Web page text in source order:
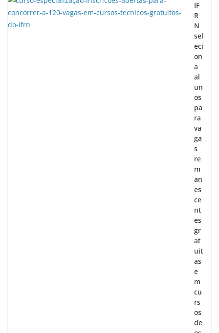
IF
R
N
sel
eci
on
a
al
un
os
pa
ra
va
ga
s
re
m
an
es
ce
nt
es
gr
at
uit
as
e
m
cu
rs
os
de